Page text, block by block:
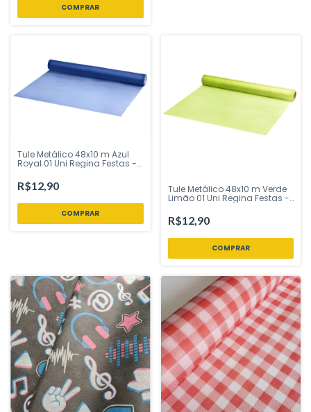
Tule Metálico 48x10 m Azul
Royal 01 Uni Regina Festas -
R$12,90 Tule Metálico 48x10 m Verde
Limão 01 Uni Regina Festas -
R$12,90